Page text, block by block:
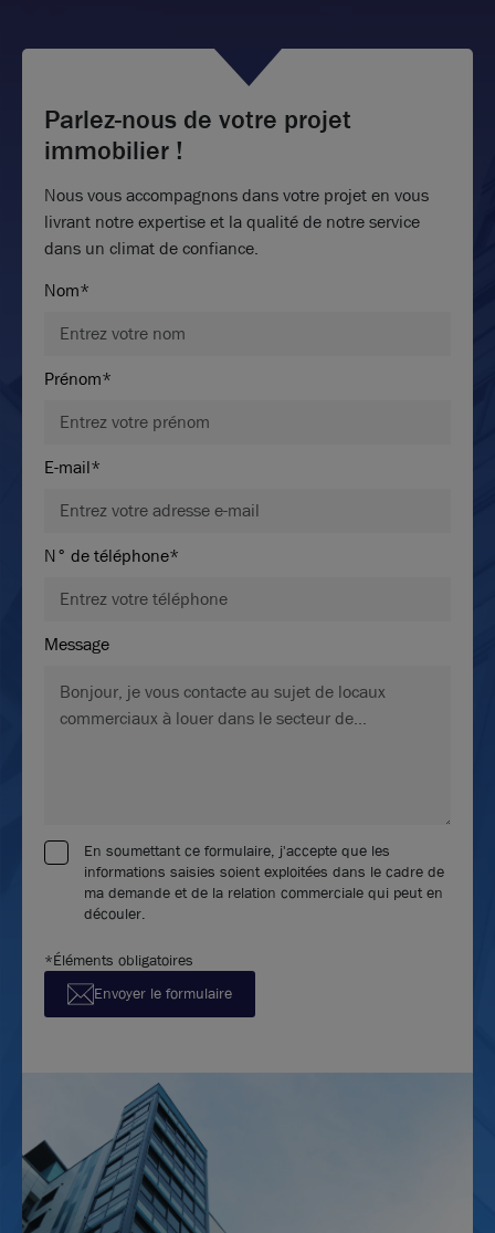
Parlez-nous de votre projet
immobilier !
Nous vous accompagnons dans votre projet en vous
livrant notre expertise et la qualité de notre service
dans un climat de confiance.
Nom*
Prénom*
E-mail*
N° de téléphone*
Message
En soumettant ce formulaire, j'accepte que les
informations saisies soient exploitées dans le cadre de
ma demande et de la relation commerciale qui peut en
découler.
*Éléments obligatoires
Envoyer le formulaire